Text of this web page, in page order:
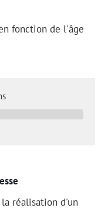
fonction de l'âge
la réalisation d'un